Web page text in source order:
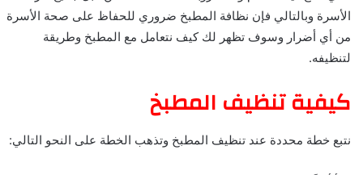
الأسرة وبالتالي فإن نظافة المطبخ ضروري للحفاظ على صحة الأسرة
من أي أضرار وسوف تظهر لك كيف نتعامل مع المطبخ وطريقة
لتنظيفه.
كيفية تنظيف المطبخ
نتبع خطة محددة عند تنظيف المطبخ وتذهب الخطة على النحو التالي: